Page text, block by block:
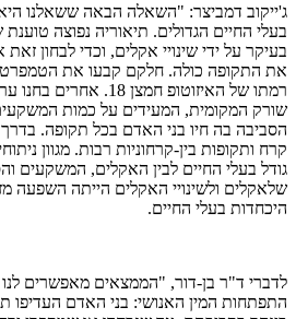
ג'ייקוב דמביצר: "השאלה הבאה ששאלנו
בעלי החיים הגדולים. תיאוריה נפוצה
בעיקר על ידי שינויי אקלים, וכדי לבחון
את התקופה כולה. חלקם קבעו את
שורק המקומית, המעידים על כמות
הסביבה בה חיו בני האדם בכל תקופה. בדרך
קרח ותקופות בין-קרחוניות רבות. מגוון
גודל בעלי החיים לבין האקלים, המשקעים
שלאקלים ולשינויי האקלים הייתה השפעה
היכחדות בעלי החיים.
לדברי ד"ר בן-דור, "הממצאים מאפשרים
התפתחות המין האנושי: בני האדם העדיפו